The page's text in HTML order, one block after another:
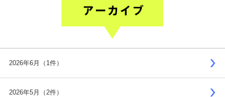
2026年6月（1件）
2026年5月（2件）